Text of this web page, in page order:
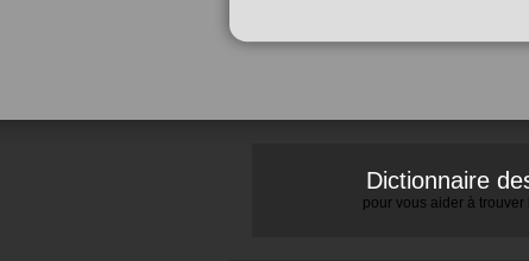
Dictionnaire
pour vous aider à